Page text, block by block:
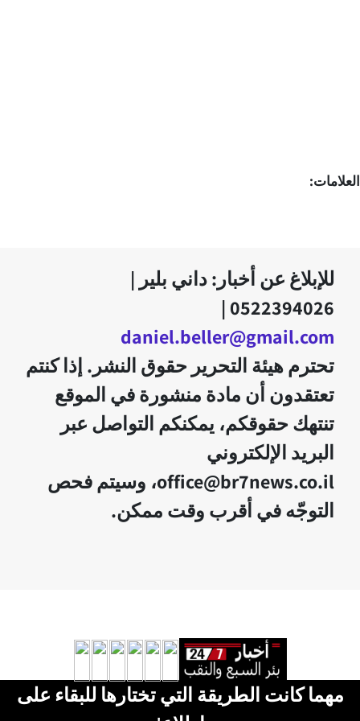
العلامات:
للإبلاغ عن أخبار: داني بلير |
0522394026 |
daniel.beller@gmail.com
تحترم هيئة التحرير حقوق النشر. إذا كنتم
تعتقدون أن مادة منشورة في الموقع
تنتهك حقوقكم، يمكنكم التواصل عبر
البريد الإلكتروني
office@br7news.co.il، وسيتم فحص
التوجّه في أقرب وقت ممكن.
مهما كانت الطريقة التي تختارها للبقاء على